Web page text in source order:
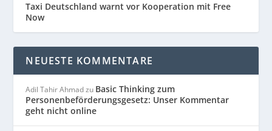
Taxi Deutschland warnt vor Kooperation mit Free
Now
NEUESTE KOMMENTARE
Adil Tahir Ahmadzu Basic Thinking zum
Personenbeförderungsgesetz: Unser Kommentar
geht nicht online